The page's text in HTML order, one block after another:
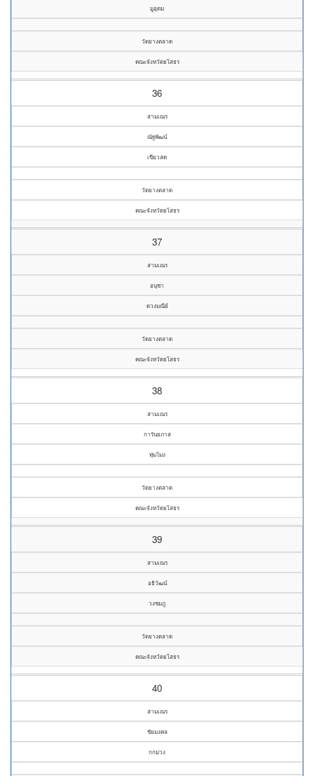
มูอุดม
วัดยางตลาด
คณะจังหวัดยโสธร
36
สามเณร
ณัฐพัฒน์
เขียวสด
วัดยางตลาด
คณะจังหวัดยโสธร
37
สามเณร
อนุชา
ดวงมณีย์
วัดยางตลาด
คณะจังหวัดยโสธร
38
สามเณร
การันยภาส
ทุ่มโมง
วัดยางตลาด
คณะจังหวัดยโสธร
39
สามเณร
อธิวัฒน์
วงชมภู
วัดยางตลาด
คณะจังหวัดยโสธร
40
สามเณร
ชัยมงคล
กกม่วง